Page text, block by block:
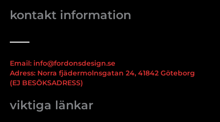
kontakt information
Email: info@fordonsdesign.se
Adress: Norra fjädermolnsgatan 24, 41842 Göteborg
(EJ BESÖKSADRESS)
viktiga länkar